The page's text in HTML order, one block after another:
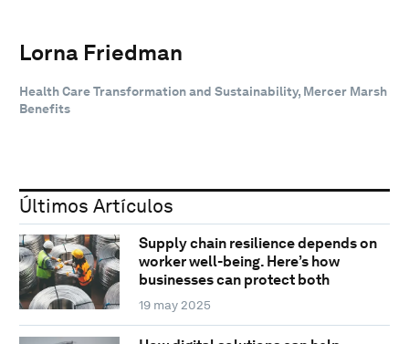
Lorna Friedman
Health Care Transformation and Sustainability, Mercer Marsh
Benefits
Últimos Artículos
Supply chain resilience depends on
worker well-being. Here’s how
businesses can protect both
19 may 2025